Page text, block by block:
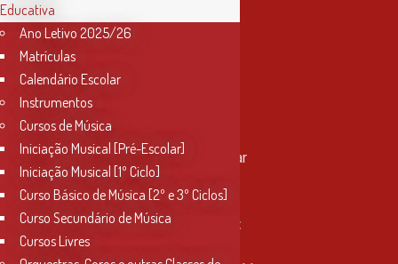
Contactos
Rua Miguel Bombarda, nº 4, 1º andar
2000-080 Santarém
info@conservatoriosantarem.pt
Educativa
Ano Letivo 2025/26
Matrículas
Calendário Escolar
Instrumentos
Cursos de Música
Iniciação Musical [Pré-Escolar]
Iniciação Musical [1º Ciclo]
Curso Básico de Música [2º e 3º Ciclos]
Curso Secundário de Música
Cursos Livres